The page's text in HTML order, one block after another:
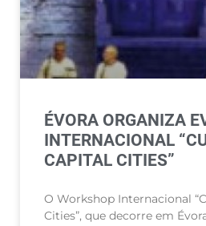
ÉVORA ORGANIZA
INTERNACIONAL
CAPITAL CITIES”
O Workshop Internacional
Cities”, que decorre em